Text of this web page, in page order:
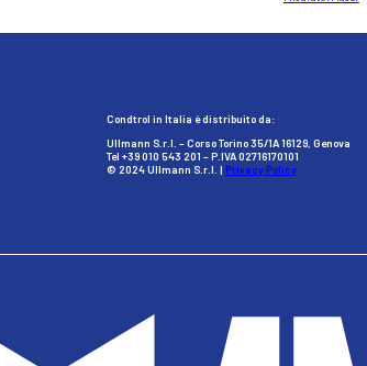
Condtrol in Italia è distribuito da:
Ullmann S.r.l. – Corso Torino 35/1A 16129, Genova
Tel +39 010 543 201 – P.IVA 02716170101
© 2024 Ullmann S.r.l. | Privacy Policy